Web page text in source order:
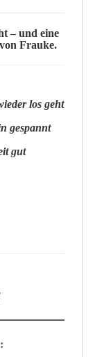
– und eine
Frauke.
los geht
gespannt
gut